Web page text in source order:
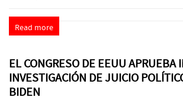
Read more
EL CONGRESO DE EEUU APRUEBA
INVESTIGACIÓN DE JUICIO
BIDEN